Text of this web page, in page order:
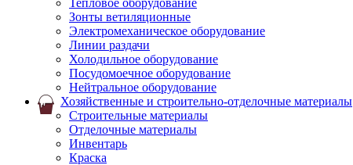
Тепловое оборудование
Зонты ветиляционные
Электромеханическое оборудование
Линии раздачи
Холодильное оборудование
Посудомоечное оборудование
Нейтральное оборудование
Хозяйственные и строительно-отделочные материалы
Строительные материалы
Отделочные материалы
Инвентарь
Краска